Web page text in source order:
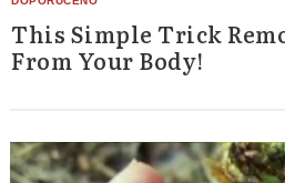
This Simple Trick
From Your Body!